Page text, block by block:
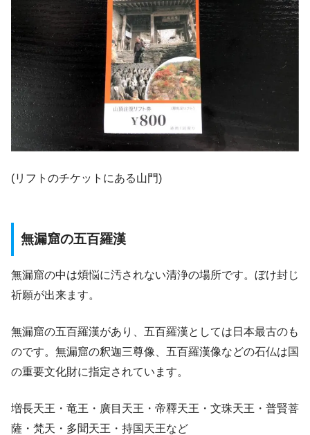
(リフトのチケットにある山門)
無漏窟の五百羅漢
無漏窟の中は煩悩に汚されない清浄の場所です。ぼけ封じ
祈願が出来ます。
無漏窟の五百羅漢があり、五百羅漢としては日本最古のも
のです。無漏窟の釈迦三尊像、五百羅漢像などの石仏は国
の重要文化財に指定されています。
増長天王・竜王・廣目天王・帝釋天王・文珠天王・普賢菩
薩・梵天・多聞天王・持国天王など